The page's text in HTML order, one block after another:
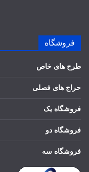
فروشگاه
طرح های خاص
حراج های فصلی
فروشگاه یک
فروشگاه دو
فروشگاه سه